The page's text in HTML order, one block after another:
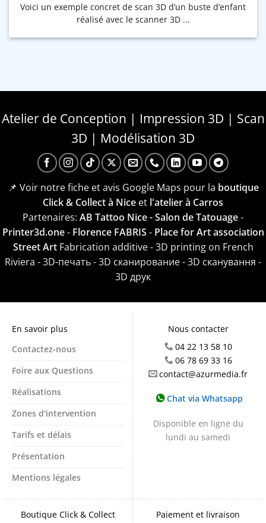
Voici un exemple concret de scan 3D d’un buste d’enfant
réalisé avec le scanner 3D ...
Atelier de Conception | Impression 3D | Scan
3D | Modélisation 3D
📌 Voir notre fiche et avis Google Maps pour la boutique
Click & Collect à Nice et l'atelier à Carros
Partenaires: AB Tattoo Nice - Salon de Tatouage-
Printer3d.one- Florence FABRIS - Place for Art association
Street ArtFabrication additive - 3D printing on French
Riviera - 3D-печать - 3D сканирование - 3D сканування -
3D друк
En savoir plus
Contactez-nous
Foire aux Questions
Réalisations
Zones d'intervention
Tarifs et délais
Présentation
Mentions légales
Nous contacter
04 22 13 58 10
06 78 69 33 16
contact@azurmedia.fr
Chat via Whatsapp
Disponible en ligne du
lundi au samedi
Boutique Click & Collect Paiement et livraison